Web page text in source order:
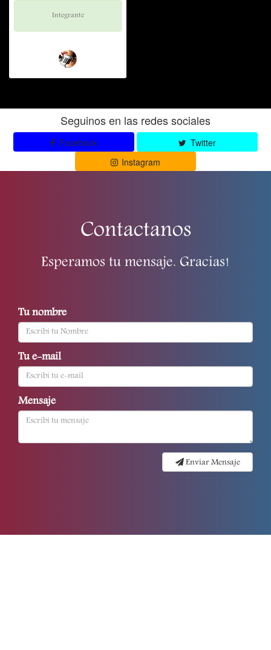
Integrante
Seguinos en las redes sociales
Facebook
Twitter
Instagram
Contactanos
Esperamos tu mensaje. Gracias!
Tu nombre
Tu e-mail
Mensaje
Enviar Mensaje